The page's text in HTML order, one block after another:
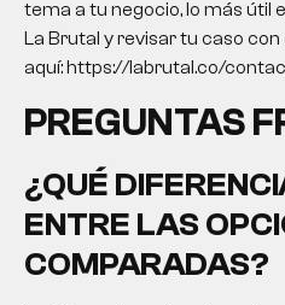
tema a tu negocio, lo más útil
La Brutal y revisar tu caso
aquí: https://labrutal.co/
PREGUNTAS
¿QUÉ
ENTRE LAS
COMPARADAS?